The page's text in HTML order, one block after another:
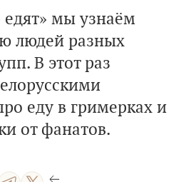
едят» мы узнаём
людей разных
В этот раз
еду в гримерках и
от фанатов.